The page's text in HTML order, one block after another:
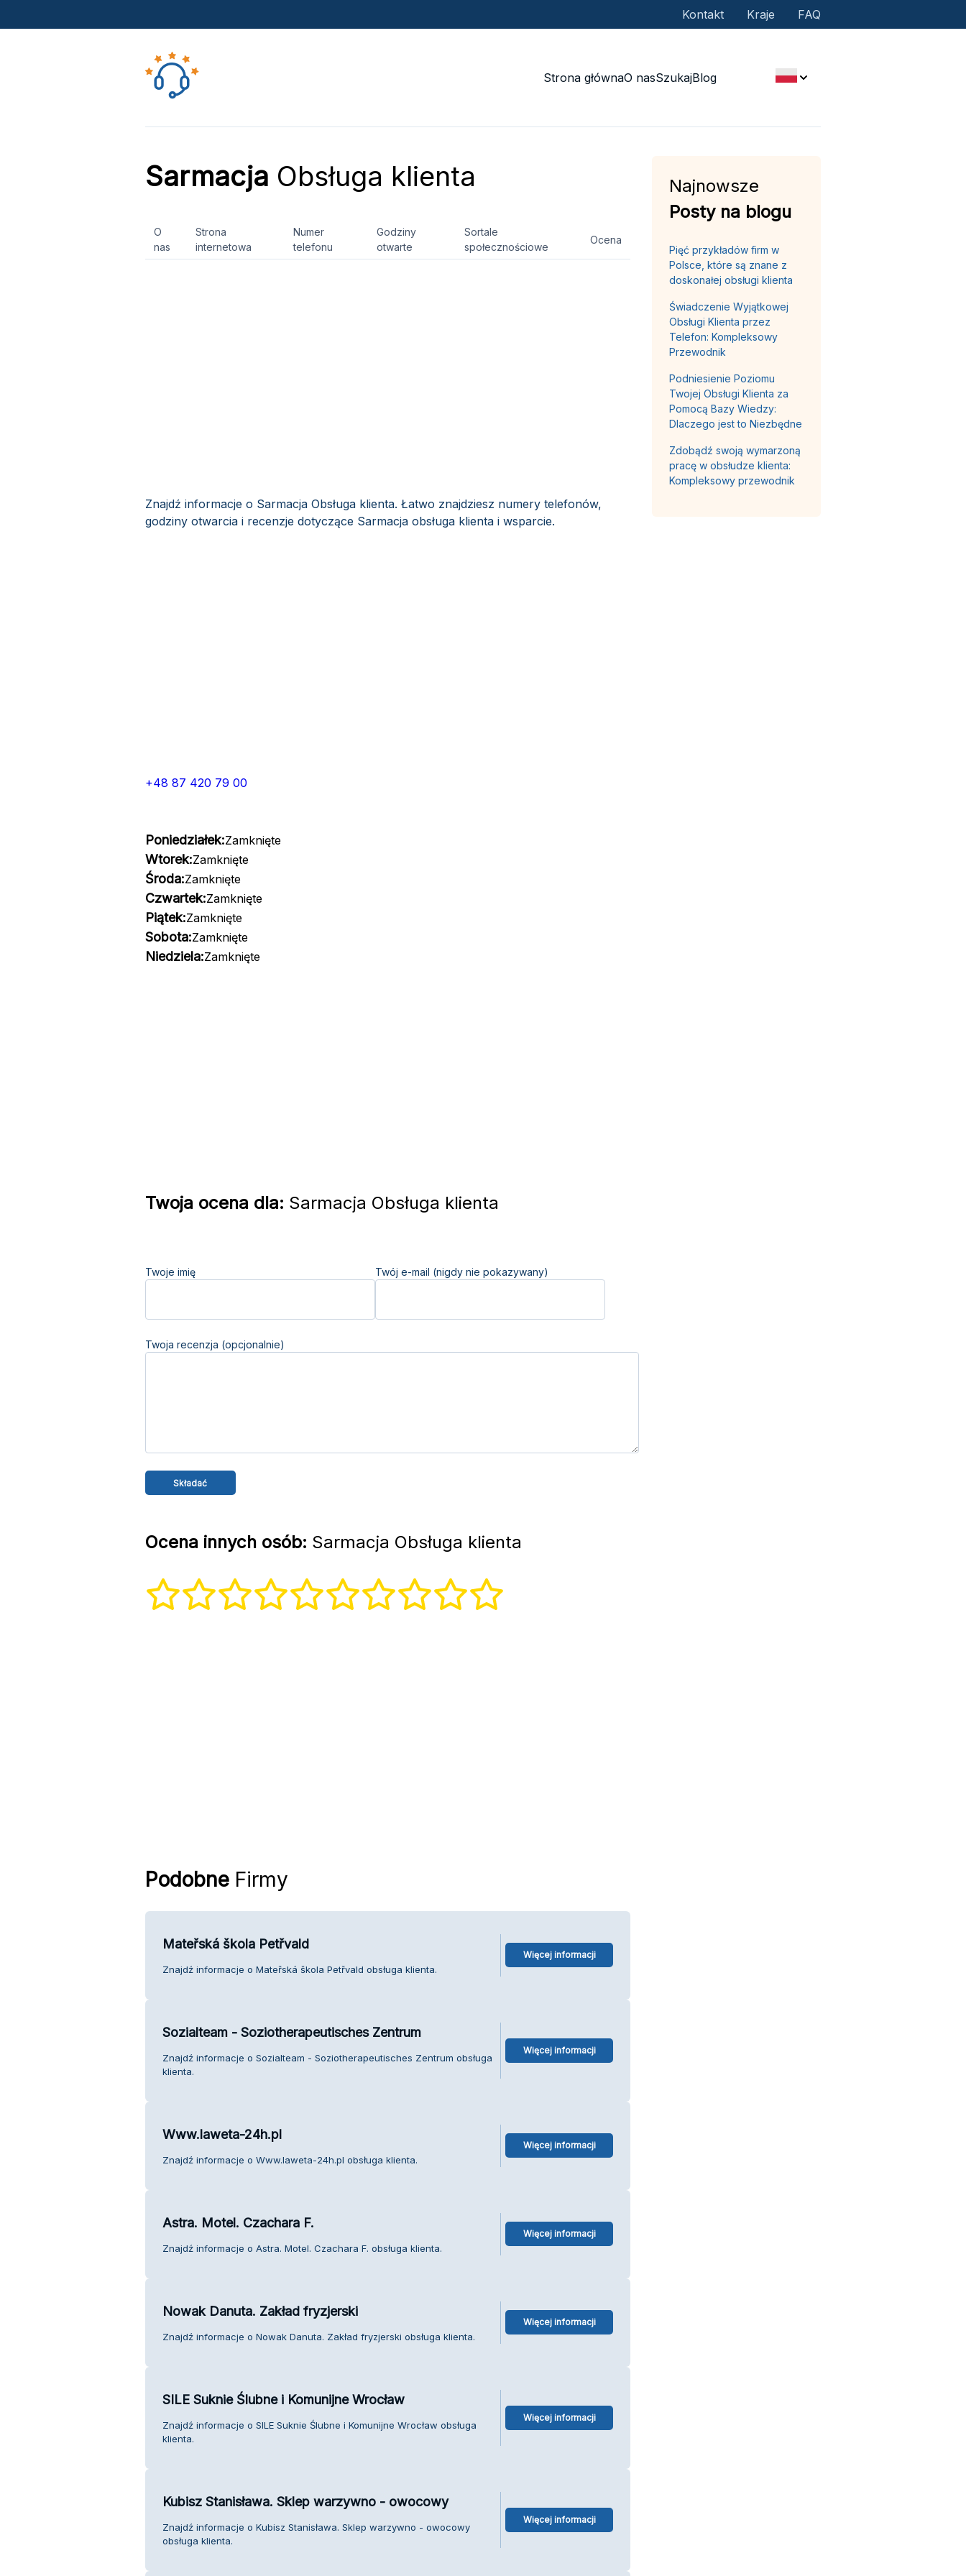
Kontakt Kraje FAQ
Strona głównaO nasSzukajBlog
Sarmacja Obsługa klienta
O
nas
Strona
internetowa
Numer
telefonu
Godziny
otwarte
Sortale
społecznościowe
Ocena
Znajdź informacje o Sarmacja Obsługa klienta. Łatwo znajdziesz numery telefonów,
godziny otwarcia i recenzje dotyczące Sarmacja obsługa klienta i wsparcie.
+48 87 420 79 00
Poniedziałek:Zamknięte
Wtorek:Zamknięte
Środa:Zamknięte
Czwartek:Zamknięte
Piątek:Zamknięte
Sobota:Zamknięte
Niedziela:Zamknięte
Twoja ocena dla: Sarmacja Obsługa klienta
Twoje imię Twój e-mail (nigdy nie pokazywany)
Twoja recenzja (opcjonalnie)
Ocena innych osób: Sarmacja Obsługa klienta
PodobneFirmy
Mateřská škola Petřvald
Znajdź informacje o Mateřská škola Petřvald obsługa klienta.
Więcej informacji
Sozialteam - Soziotherapeutisches Zentrum
Znajdź informacje o Sozialteam - Soziotherapeutisches Zentrum obsługa
klienta.
Więcej informacji
Www.laweta-24h.pl
Znajdź informacje o Www.laweta-24h.pl obsługa klienta.
Więcej informacji
Astra. Motel. Czachara F.
Znajdź informacje o Astra. Motel. Czachara F. obsługa klienta.
Więcej informacji
Nowak Danuta. Zakład fryzjerski
Znajdź informacje o Nowak Danuta. Zakład fryzjerski obsługa klienta.
Więcej informacji
SILE Suknie Ślubne i Komunijne Wrocław
Znajdź informacje o SILE Suknie Ślubne i Komunijne Wrocław obsługa
klienta.
Więcej informacji
Kubisz Stanisława. Sklep warzywno - owocowy
Znajdź informacje o Kubisz Stanisława. Sklep warzywno - owocowy
obsługa klienta.
Więcej informacji
Najnowsze
Posty na blogu
Pięć przykładów firm w
Polsce, które są znane z
doskonałej obsługi klienta
Świadczenie Wyjątkowej
Obsługi Klienta przez
Telefon: Kompleksowy
Przewodnik
Podniesienie Poziomu
Twojej Obsługi Klienta za
Pomocą Bazy Wiedzy:
Dlaczego jest to Niezbędne
Zdobądź swoją wymarzoną
pracę w obsłudze klienta:
Kompleksowy przewodnik